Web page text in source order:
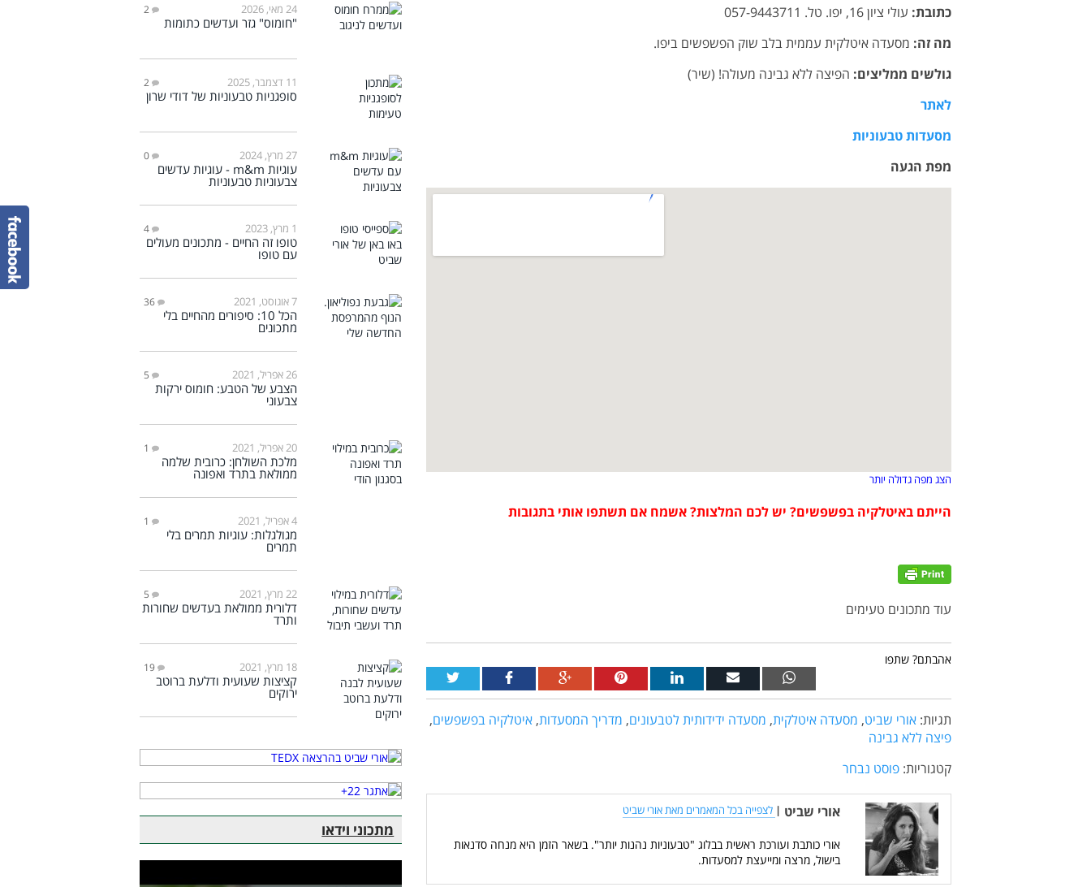
כתובת: עולי ציון 16, יפו. טל. 057-9443711
מה זה: מסעדה איטלקית עממית בלב שוק הפשפשים ביפו.
גולשים ממליצים: הפיצה ללא גבינה מעולה! (שיר)
לאתר
מסעדות טבעוניות
מפת הגעה
הצג מפה גדולה יותר
הייתם באיטלקיה בפשפשים? יש לכם המלצות? אשמח אם תשתפו אותי בתגובות
עוד מתכונים טעימים
אהבתם? שתפו
תגיות: אורי שביט, מסעדה איטלקית, מסעדה ידידותית לטבעונים, מדריך המסעדות, איטלקיה בפשפשים,
פיצה ללא גבינה
קטגוריות: פוסט נבחר
אורי שביט | לצפייה בכל המאמרים מאת אורי שביט
אורי כותבת ועורכת ראשית בבלוג "טבעוניות נהנות יותר". בשאר הזמן היא מנחה סדנאות
בישול, מרצה ומייעצת למסעדות.
24 מאי, 2026 2
"חומוס" גזר ועדשים כתומות
11 דצמבר, 2025 2
סופגניות טבעוניות של דודי שרון
27 מרץ, 2024 0
עוגיות m&m - עוגיות עדשים
צבעוניות טבעוניות
1 מרץ, 2023 4
טופו זה החיים - מתכונים מעולים
עם טופו
7 אוגוסט, 2021 36
הכל 10: סיפורים מהחיים בלי
מתכונים
26 אפריל, 2021 5
הצבע של הטבע: חומוס ירקות
צבעוני
20 אפריל, 2021 1
מלכת השולחן: כרובית שלמה
ממולאת בתרד ואפונה
4 אפריל, 2021 1
מגולגלות: עוגיות תמרים בלי
תמרים
22 מרץ, 2021 5
דלורית ממולאת בעדשים שחורות
ותרד
18 מרץ, 2021 19
קציצות שעועית ודלעת ברוטב
ירוקים
מתכוני וידאו